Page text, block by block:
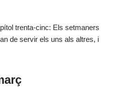
trenta-cinc: Els setmaners
de servir els uns als altres, i